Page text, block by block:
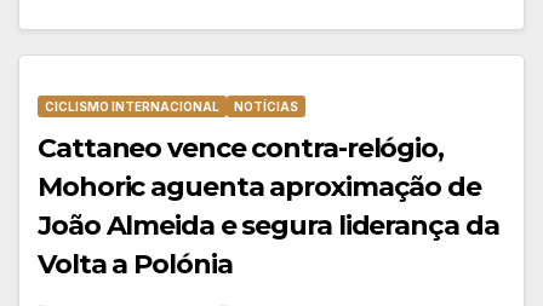
CICLISMO INTERNACIONAL NOTÍCIAS
Cattaneo vence contra-relógio,
Mohoric aguenta aproximação de
João Almeida e segura liderança da
Volta a Polónia